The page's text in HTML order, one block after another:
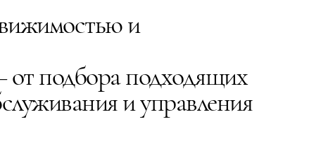
и
от подбора подходящих
и управления